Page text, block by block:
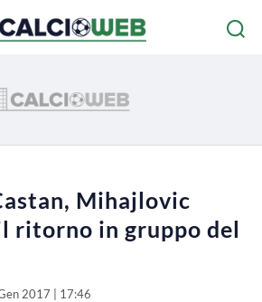
Mihajlovic
ritorno in gruppo del
2017 | 17:46